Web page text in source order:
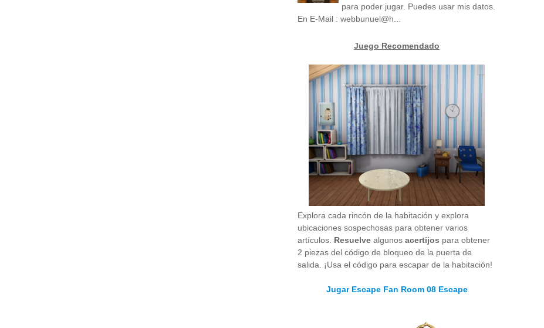
para poder jugar. Puedes usar mis datos.
En E-Mail : webbunuel@h...
Juego Recomendado
Explora cada rincón de la habitación y explora
ubicaciones sospechosas para obtener varios
artículos. Resuelve algunos acertijos para obtener
2 piezas del código de bloqueo de la puerta de
salida. ¡Usa el código para escapar de la habitación!
Jugar Escape Fan Room 08 Escape